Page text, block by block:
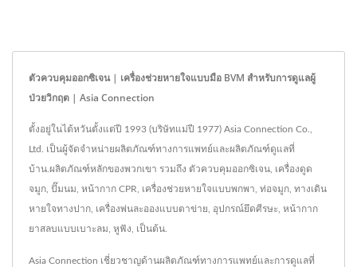
ตัวควบคุมออกซิเจน | เครื่องช่วยหายใจแบบมือ BVM สำหรับการดูแลผู้
ป่วยวิกฤต | Asia Connection
ตั้งอยู่ในไต้หวันตั้งแต่ปี 1993 (บริษัทแม่ปี 1977) Asia Connection Co.,
Ltd. เป็นผู้จัดจำหน่ายผลิตภัณฑ์ทางการแพทย์และผลิตภัณฑ์ดูแลที่
บ้าน.ผลิตภัณฑ์หลักของพวกเขา รวมถึง ตัวควบคุมออกซิเจน, เครื่องดูด
จมูก, ปั๊มนม, หน้ากาก CPR, เครื่องช่วยหายใจแบบพกพา, ท่อจมูก, ทางเดิน
หายใจทางปาก, เครื่องพ่นละอองแบบตาข่าย, อุปกรณ์ยึดศีรษะ, หน้ากาก
ยาสลบแบบเบาะลม, หูฟัง, เป็นต้น.
Asia Connection เชี่ยวชาญด้านผลิตภัณฑ์ทางการแพทย์และการดูแลที่